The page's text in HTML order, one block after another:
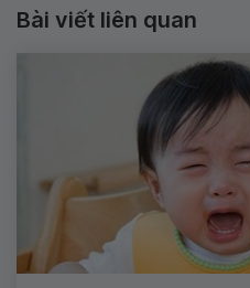
Bài viết liên quan